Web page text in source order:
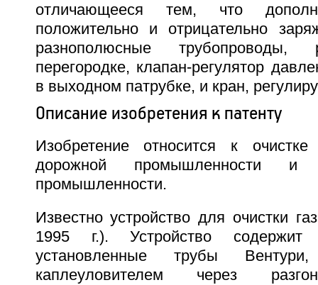
отличающееся тем, что
положительно и отрицательно
разнополюсные трубопроводы,
перегородке, клапан-регулятор
в выходном патрубке, и кран,
Описание изобретения к патенту
Изобретение относится к
дорожной промышленности и
промышленности.
Известно устройство для очистки
1995 г.). Устройство содержит
установленные трубы
каплеуловителем через